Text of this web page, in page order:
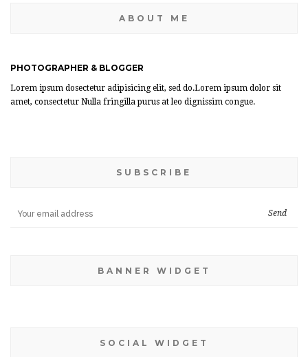
ABOUT ME
PHOTOGRAPHER & BLOGGER
Lorem ipsum dosectetur adipisicing elit, sed do.Lorem ipsum dolor sit
amet, consectetur Nulla fringilla purus at leo dignissim congue.
SUBSCRIBE
BANNER WIDGET
SOCIAL WIDGET